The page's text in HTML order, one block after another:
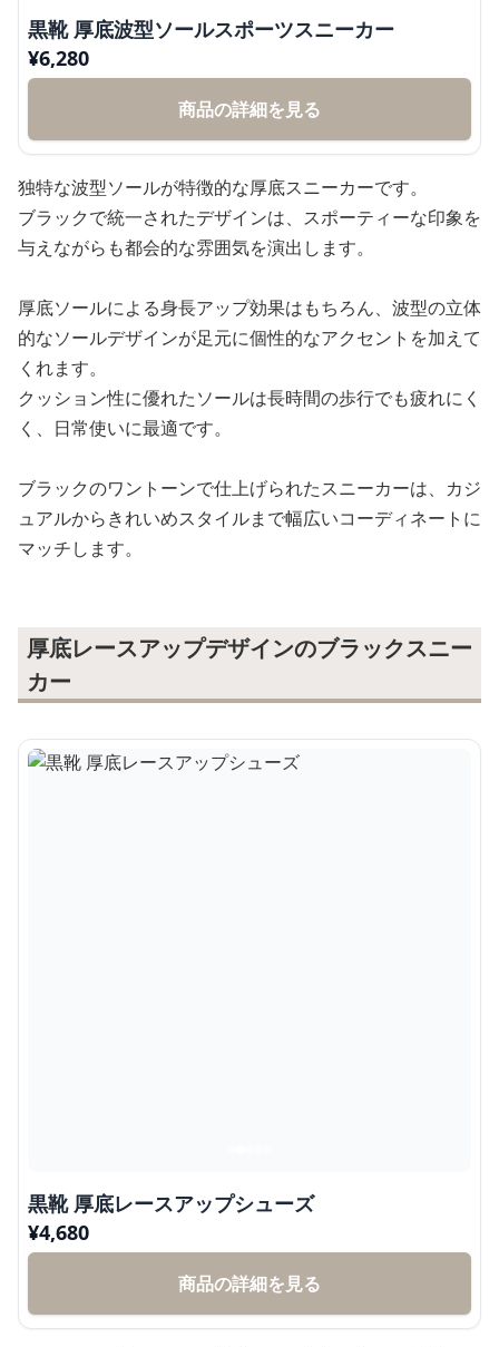
黒靴 厚底波型ソールスポーツスニーカー
¥6,280
商品の詳細を見る
独特な波型ソールが特徴的な厚底スニーカーです。
ブラックで統一されたデザインは、スポーティーな印象を
与えながらも都会的な雰囲気を演出します。
厚底ソールによる身長アップ効果はもちろん、波型の立体
的なソールデザインが足元に個性的なアクセントを加えて
くれます。
クッション性に優れたソールは長時間の歩行でも疲れにく
く、日常使いに最適です。
ブラックのワントーンで仕上げられたスニーカーは、カジ
ュアルからきれいめスタイルまで幅広いコーディネートに
マッチします。
厚底レースアップデザインのブラックスニー
カー
黒靴 厚底レースアップシューズ
¥4,680
商品の詳細を見る